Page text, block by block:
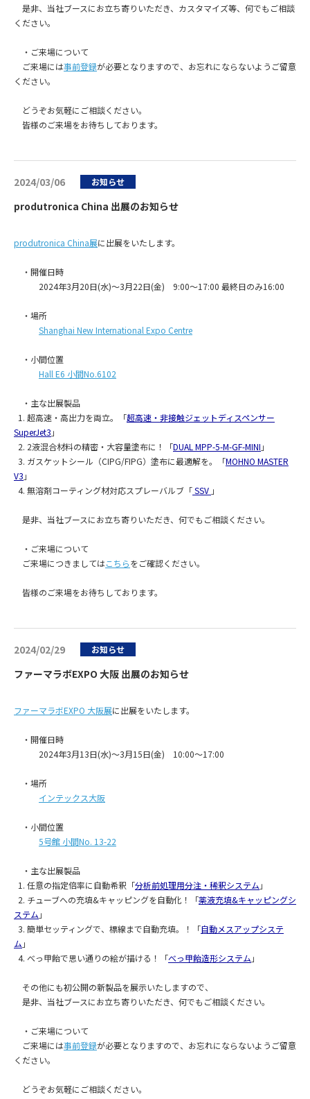
是非、当社ブースにお立ち寄りいただき、カスタマイズ等、何でもご相談
ください。
・ご来場について
ご来場には事前登録が必要となりますので、お忘れにならないようご留意
ください。
どうぞお気軽にご相談ください。
皆様のご来場をお待ちしております。
2024/03/06 お知らせ
produtronica China 出展のお知らせ
produtronica China展に出展をいたします。
・開催日時
2024年3月20日(水)～3月22日(金) 9:00～17:00 最終日のみ16:00
・場所
Shanghai New International Expo Centre
・小間位置
Hall E6 小間No.6102
・主な出展製品
1. 超高速・高出力を両立。「超高速・非接触ジェットディスペンサー
SuperJet3 」
2. 2液混合材料の精密・大容量塗布に！「DUAL MPP-5-M-GF-MINI 」
3. ガスケットシール（CIPG/FIPG）塗布に最適解を。「MOHNO MASTER
V3 」
4. 無溶剤コーティング材対応スプレーバルブ「SSV 」
是非、当社ブースにお立ち寄りいただき、何でもご相談ください。
・ご来場について
ご来場につきましてはこちらをご確認ください。
皆様のご来場をお待ちしております。
2024/02/29 お知らせ
ファーマラボEXPO 大阪 出展のお知らせ
ファーマラボEXPO 大阪展に出展をいたします。
・開催日時
2024年3月13日(水)～3月15日(金) 10:00～17:00
・場所
インテックス大阪
・小間位置
5号館 小間No. 13-22
・主な出展製品
1. 任意の指定倍率に自動希釈「分析前処理用分注・稀釈システム 」
2. チューブへの充填&キャッピングを自動化！「薬液充填&キャッピングシ
ステム 」
3. 簡単セッティングで、標線まで自動充填。！「自動メスアップシステ
ム 」
4. べっ甲飴で思い通りの絵が描ける！「べっ甲飴造形システム 」
その他にも初公開の新製品を展示いたしますので、
是非、当社ブースにお立ち寄りいただき、何でもご相談ください。
・ご来場について
ご来場には事前登録が必要となりますので、お忘れにならないようご留意
ください。
どうぞお気軽にご相談ください。